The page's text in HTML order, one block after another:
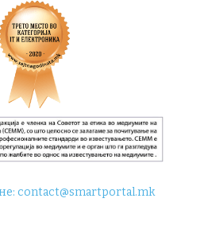
contact@smartportal.mk